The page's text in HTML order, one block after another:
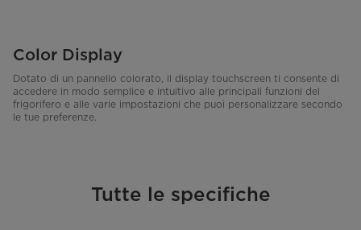
Color Display
Dotato di un pannello colorato, il display touchscreen ti consente di
accedere in modo semplice e intuitivo alle principali funzioni del
frigorifero e alle varie impostazioni che puoi personalizzare secondo
le tue preferenze.
Tutte le specifiche